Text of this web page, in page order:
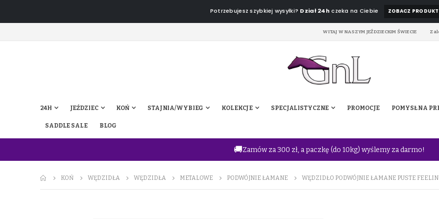
Potrzebujesz szybkiej wysyłki? Dział 24h czeka na Ciebie ZOBACZ
WITAJ W NASZYM JEŹDZIECKIM ŚWIECIE
24H JEŹDZIEC KOŃ STAJNIA/WYBIEG KOLEKCJE SPECJALISTYCZNE PROMOCJE POMYSŁ NA
SADDLE SALE BLOG
🚚Zamów za 300 zł, a paczkę (do 10kg) wyślemy za darmo!
KOŃ WĘDZIDŁA WĘDZIDŁA METALOWE PODWÓJNIE ŁAMANE WĘDZIDŁO PODWÓJNIE ŁAMANE PUSTE